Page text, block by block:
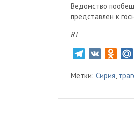
Ведомство
представлен к
RT
l
g
n
k
i
.
Метки: Сирия,